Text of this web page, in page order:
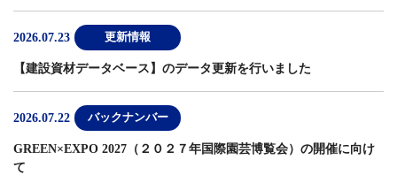
2026.07.23 更新情報
【建設資材データベース】 のデータ更新を行いました
2026.07.22 バックナンバー
GREEN×EXPO 2027（２０２７年国際園芸博覧会）の開催に向け
て